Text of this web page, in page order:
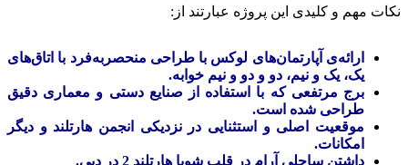
نکات مهم و کلیدی این پروژه عبارتند از:
ارائه‌ی آپارتمان‌های لوکس با طراحی منحصربه‌فرد با اتاق‌های
یک، یک و نیم، دو و دو و نیم خوابه.
برج مرتفعی که با استفاده از صنایع دستی و معماری دقیق
طراحی شده است.
موقعیت اصلی و استثنایی در نزدیکی انجمن هارتلند و دیگر
امکانات.
داشتن ساحلی آرام در قلب شوبا هارتلند 2 در دبی.